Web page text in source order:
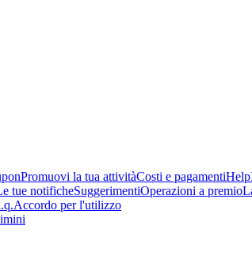
Promuovi la tua attivitàCosti e pagamentiHelp
tue notificheSuggerimentiOperazioni a premio
Accordo per l'utilizzo